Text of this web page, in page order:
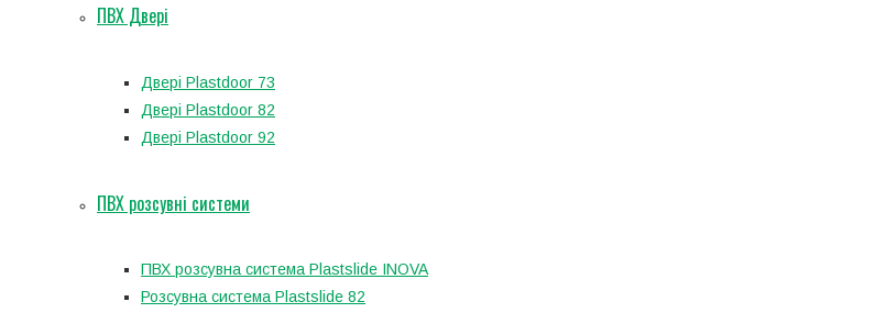
ПВХ Двері
Двері Plastdoor 73
Двері Plastdoor 82
Двері Plastdoor 92
ПВХ розсувні системи
ПВХ розсувна система Plastslide INOVA
Розсувна система Plastslide 82